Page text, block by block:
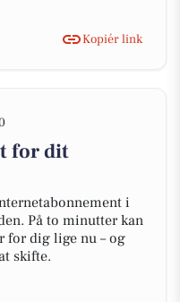
Kopiér link
for dit
i
På to minutter kan
for dig lige nu – og
skifte.